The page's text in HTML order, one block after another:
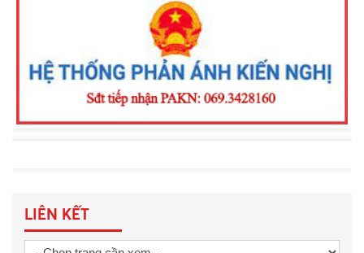
tra, đấu tranh phòng, chống phá rừng,
khai thác lâm sản và lấn chiếm đất
rừng trên địa bàn
LIÊN KẾT